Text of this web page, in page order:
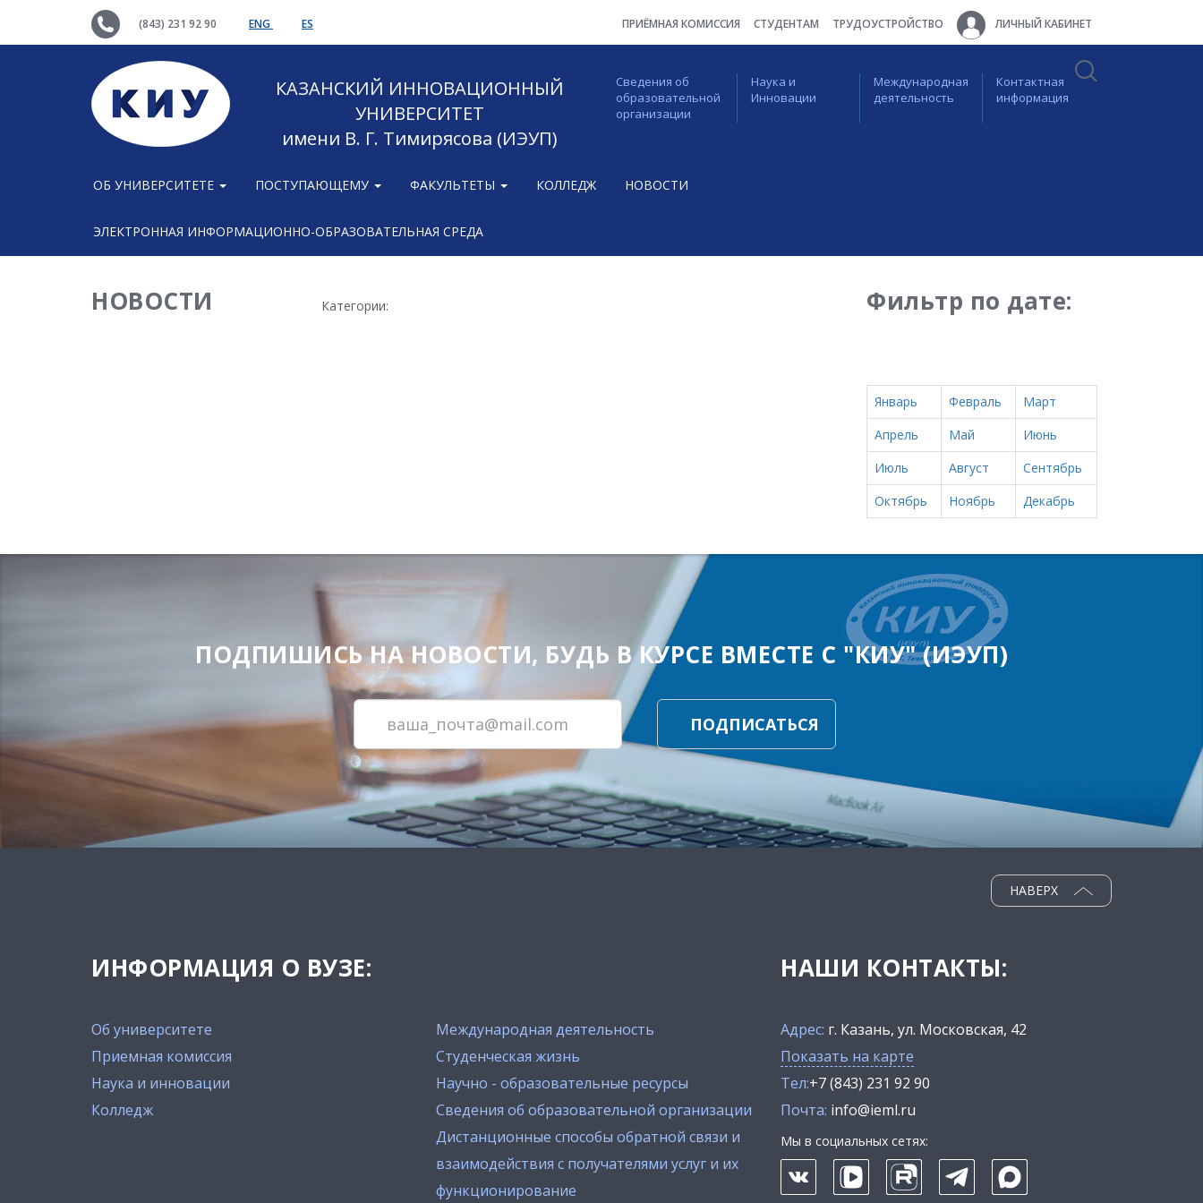
(843) 231 92 90 ENG ES ПРИЁМНАЯ КОМИССИЯ СТУДЕНТАМ ТРУДОУСТРОЙСТВО ЛИЧНЫЙ КАБИНЕТ
КАЗАНСКИЙ ИННОВАЦИОННЫЙ
УНИВЕРСИТЕТ
имени В. Г. Тимирясова (ИЭУП)
Сведения об
образовательной
организации
Наука и
Инновации
Международная
деятельность
Контактная
информация
ОБ УНИВЕРСИТЕТЕ ПОСТУПАЮЩЕМУ ФАКУЛЬТЕТЫ КОЛЛЕДЖ НОВОСТИ
ЭЛЕКТРОННАЯ ИНФОРМАЦИОННО-ОБРАЗОВАТЕЛЬНАЯ СРЕДА
НОВОСТИ Категории: Фильтр по дате:
Январь Февраль
Март
Апрель
Май
Июнь
Июль
Август
Сентябрь
Октябрь
Ноябрь Декабрь
ПОДПИШИСЬ НА НОВОСТИ, БУДЬ В КУРСЕ ВМЕСТЕ С "КИУ" (ИЭУП)
ПОДПИСАТЬСЯ
ИНФОРМАЦИЯ О ВУЗЕ:
Об университете
Приемная комиссия
Наука и инновации
Колледж
Международная деятельность
Студенческая жизнь
Научно - образовательные ресурсы
Сведения об образовательной организации
Дистанционные способы обратной связи и
взаимодействия с получателями услуг и их
функционирование
НАВЕРХ
НАШИ КОНТАКТЫ:
Адрес: г. Казань, ул. Московская, 42
Показать на карте
Тел:+7 (843) 231 92 90
Почта: info@ieml.ru
Мы в социальных сетях: